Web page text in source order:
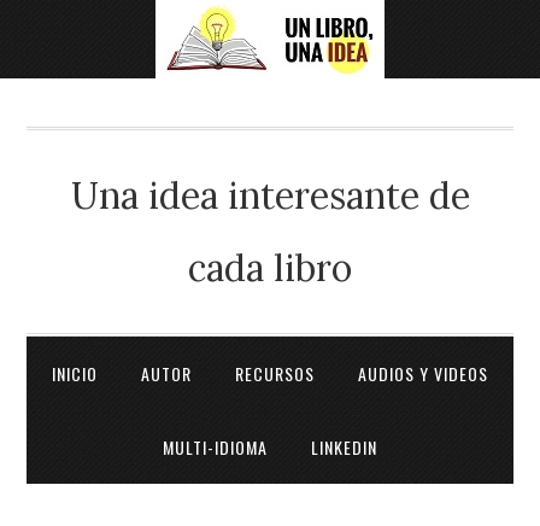
Una idea interesante de
cada libro
INICIO AUTOR RECURSOS AUDIOS Y VIDEOS
MULTI-IDIOMA LINKEDIN